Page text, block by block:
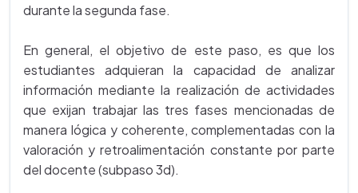
durante la segunda fase.
En general, el objetivo de este paso, es que los
estudiantes adquieran la capacidad de analizar
información mediante la realización de actividades
que exijan trabajar las tres fases mencionadas de
manera lógica y coherente, complementadas con la
valoración y retroalimentación constante por parte
del docente (subpaso 3d).